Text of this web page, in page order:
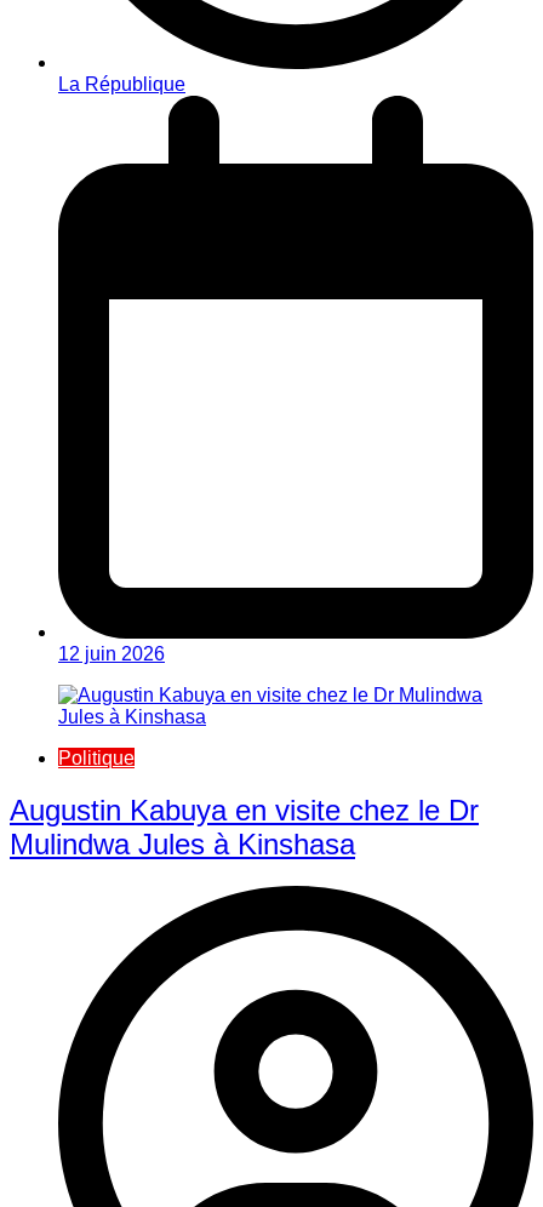
La République
12 juin 2026
Politique
Augustin Kabuya en visite chez le Dr
Mulindwa Jules à Kinshasa